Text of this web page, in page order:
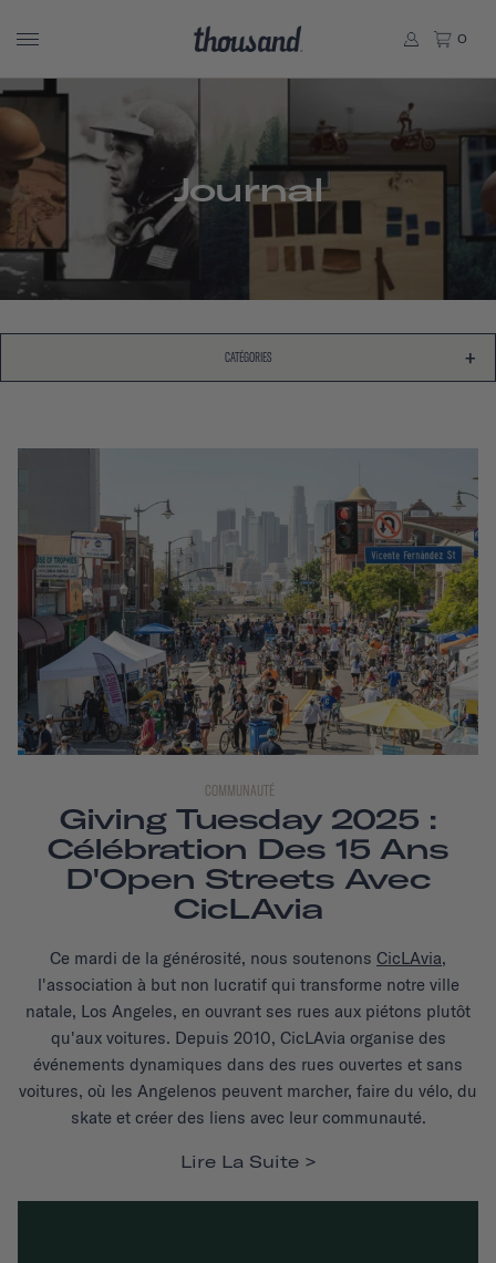
0
Journal
CATÉGORIES
COMMUNAUTÉ
Giving Tuesday 2025 :
Célébration Des 15 Ans
D'Open Streets Avec
CicLAvia
Ce mardi de la générosité, nous soutenons CicLAvia,
l'association à but non lucratif qui transforme notre ville
natale, Los Angeles, en ouvrant ses rues aux piétons plutôt
qu'aux voitures. Depuis 2010, CicLAvia organise des
événements dynamiques dans des rues ouvertes et sans
voitures, où les Angelenos peuvent marcher, faire du vélo, du
skate et créer des liens avec leur communauté.
Lire La Suite